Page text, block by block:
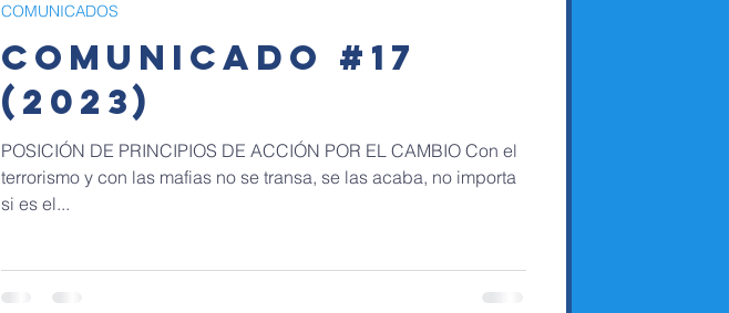
COMUNICADO #17
(2023)
POSICIÓN DE PRINCIPIOS DE ACCIÓN POR EL CAMBIO Con el
terrorismo y con las mafias no se transa, se las acaba, no importa
si es el...
COMUNICADOS